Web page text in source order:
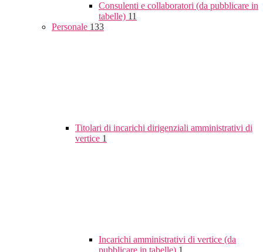
Consulenti e collaboratori (da pubblicare in
tabelle) 11
Personale 133
Titolari di incarichi dirigenziali amministrativi di
vertice 1
Incarichi amministrativi di vertice (da